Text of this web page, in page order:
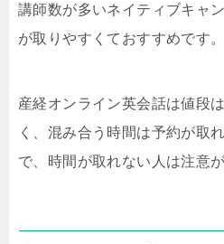
講師数が多いネイティブキャ
が取りやすくておすすめです。
産経オンライン英会話は値段
く、混み合う時間は予約が取
で、時間が取れない人は注意が